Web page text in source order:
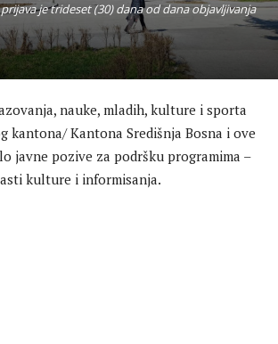
je trideset (30) dana od dana objavljivanja
nauke, mladih, kulture i sporta
kantona/ Kantona Središnja Bosna i ove
javne pozive za podršku programima –
kulture i informisanja.